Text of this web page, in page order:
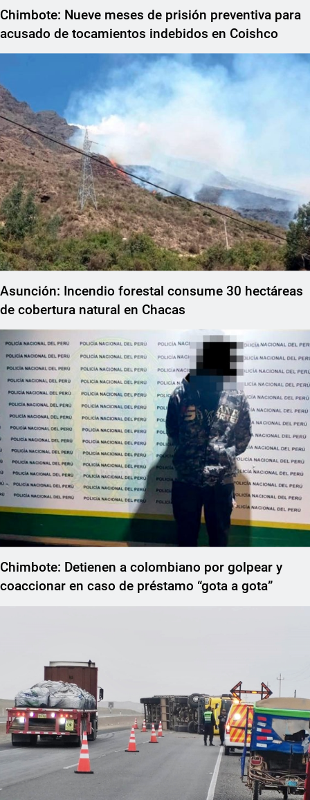
Chimbote: Nueve meses de prisión preventiva para
acusado de tocamientos indebidos en Coishco
Asunción: Incendio forestal consume 30 hectáreas
de cobertura natural en Chacas
Chimbote: Detienen a colombiano por golpear y
coaccionar en caso de préstamo “gota a gota”